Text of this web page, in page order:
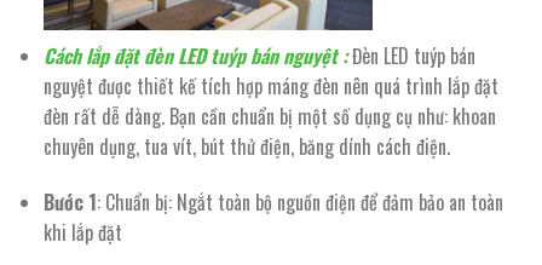
Cách lắp đặt đèn LED tuýp bán nguyệt :Đèn LED tuýp bán
nguyệt được thiết kế tích hợp máng đèn nên quá trình lắp đặt
đèn rất dễ dàng. Bạn cần chuẩn bị một số dụng cụ như: khoan
chuyên dụng, tua vít, bút thử điện, băng dính cách điện.
Bước 1: Chuẩn bị: Ngắt toàn bộ nguồn điện để đảm bảo an toàn
khi lắp đặt